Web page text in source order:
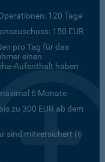
120 Tage
150 EUR
pro Tag für das
einen
Aufenthalt haben
6 Monate
zu 300 EUR ab dem
sind mitversichert (6